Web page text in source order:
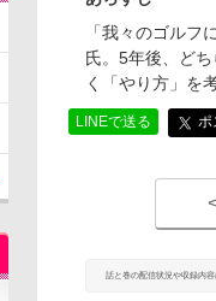
「我々のゴル
氏。5年後、ど
く「やり方」を
LINEで送る ポ
話と巻の配信状況や収録内容